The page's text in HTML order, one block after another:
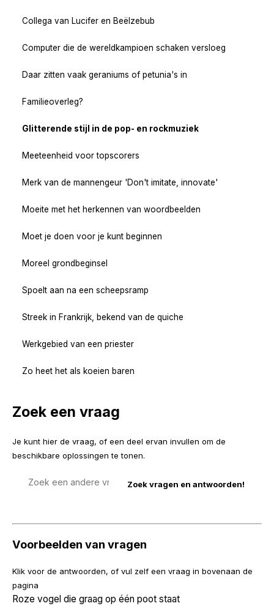
Collega van Lucifer en Beëlzebub
Computer die de wereldkampioen schaken versloeg
Daar zitten vaak geraniums of petunia's in
Familieoverleg?
Glitterende stijl in de pop- en rockmuziek
Meeteenheid voor topscorers
Merk van de mannengeur 'Don't imitate, innovate'
Moeite met het herkennen van woordbeelden
Moet je doen voor je kunt beginnen
Moreel grondbeginsel
Spoelt aan na een scheepsramp
Streek in Frankrijk, bekend van de quiche
Werkgebied van een priester
Zo heet het als koeien baren
Zoek een vraag
Je kunt hier de vraag, of een deel ervan invullen om de
beschikbare oplossingen te tonen.
Voorbeelden van vragen
Klik voor de antwoorden, of vul zelf een vraag in bovenaan de
pagina
Roze vogel die graag op één poot staat